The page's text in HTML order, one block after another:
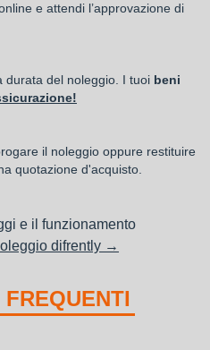
e attendi l’approvazione di
durata del noleggio. I tuoi beni
il noleggio oppure restituire
quotazione d'acquisto.
e il funzionamento
difrently →